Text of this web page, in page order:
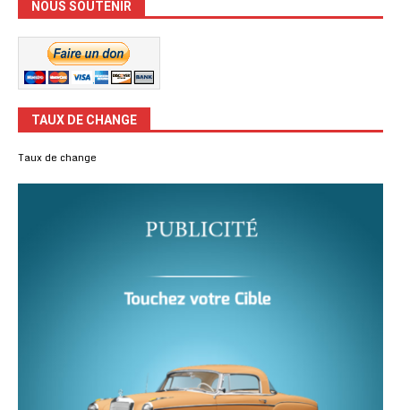
NOUS SOUTENIR
TAUX DE CHANGE
Taux de change